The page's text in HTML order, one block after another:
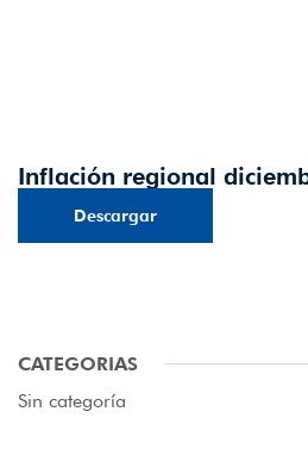
Inflación regional
Descargar
CATEGORIAS
Sin categoría